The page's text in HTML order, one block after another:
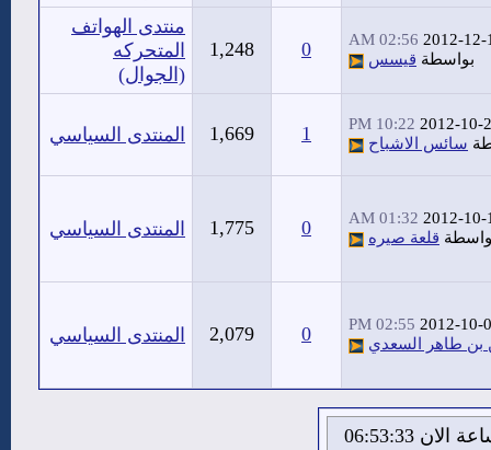
2012-12-
02:56 AM
بواسطة قيسس 0
1,248
منتدى الهواتف
المتحركه
(الجوال)
2012-10-
10:22 PM
سائس الاشباح 1
1,669 المنتدى السياسي
2012-10-
01:32 AM
قلعة صيره 0
1,775 المنتدى السياسي
2012-10-
02:55 PM
طاهر السعدي
0
2,079 المنتدى السياسي
الاحد 9 من اغسطس 2026 , الساعة الان 06:53:33